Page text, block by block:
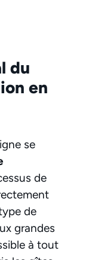
du
en
se
de
de
grandes
à tout